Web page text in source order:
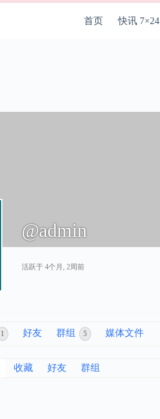
首页 快讯 7×24
@admin
活跃于 4个月, 2周前
1 好友 群组 5 媒体文件
收藏 好友 群组